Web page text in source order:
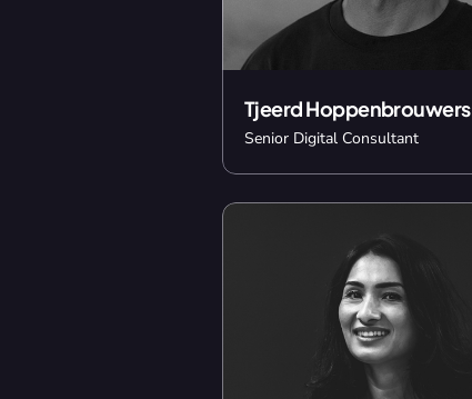
Tjeerd Hoppenbrouwers
Senior Digital Consultant